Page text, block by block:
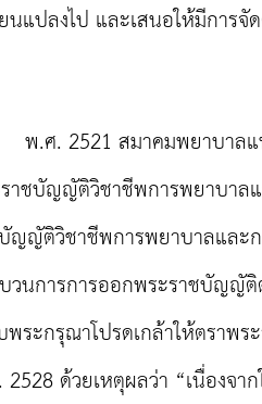
นแปลงไป และเสนอให้มีการ
. 2521 สมาคมพยาบาลแห่ง
าชบัญญัติวิชาชีพการพยาบาล
ญญัติวิชาชีพการพยาบาลและก
วนการการออกพระราชบัญ
พระกรุณาโปรดเกล้าให้ตราพ
ด้วยเหตุผลว่า “เนื่องจ